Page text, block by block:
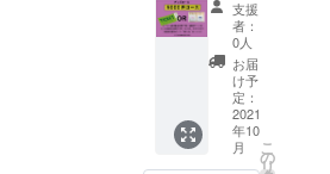
コース
・お礼
のメー
ル ・
「よみ
とん」
ステッ
カー ・
支援
者：
0人
お届
け予
定：
2021
年10
月
こ
の
リ